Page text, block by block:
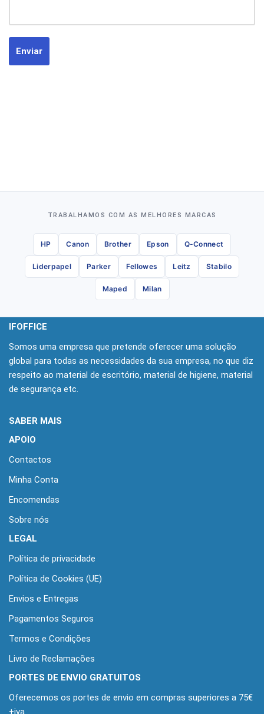
TRABALHAMOS COM AS MELHORES MARCAS
HP Canon Brother Epson Q-Connect
Liderpapel Parker Fellowes Leitz Stabilo
Maped Milan
IFOFFICE
Somos uma empresa que pretende oferecer uma solução
global para todas as necessidades da sua empresa, no que diz
respeito ao material de escritório, material de higiene, material
de segurança etc.
SABER MAIS
APOIO
Contactos
Minha Conta
Encomendas
Sobre nós
LEGAL
Política de privacidade
Política de Cookies (UE)
Envios e Entregas
Pagamentos Seguros
Termos e Condições
Livro de Reclamações
PORTES DE ENVIO GRATUITOS
Oferecemos os portes de envio em compras superiores a 75€
+iva